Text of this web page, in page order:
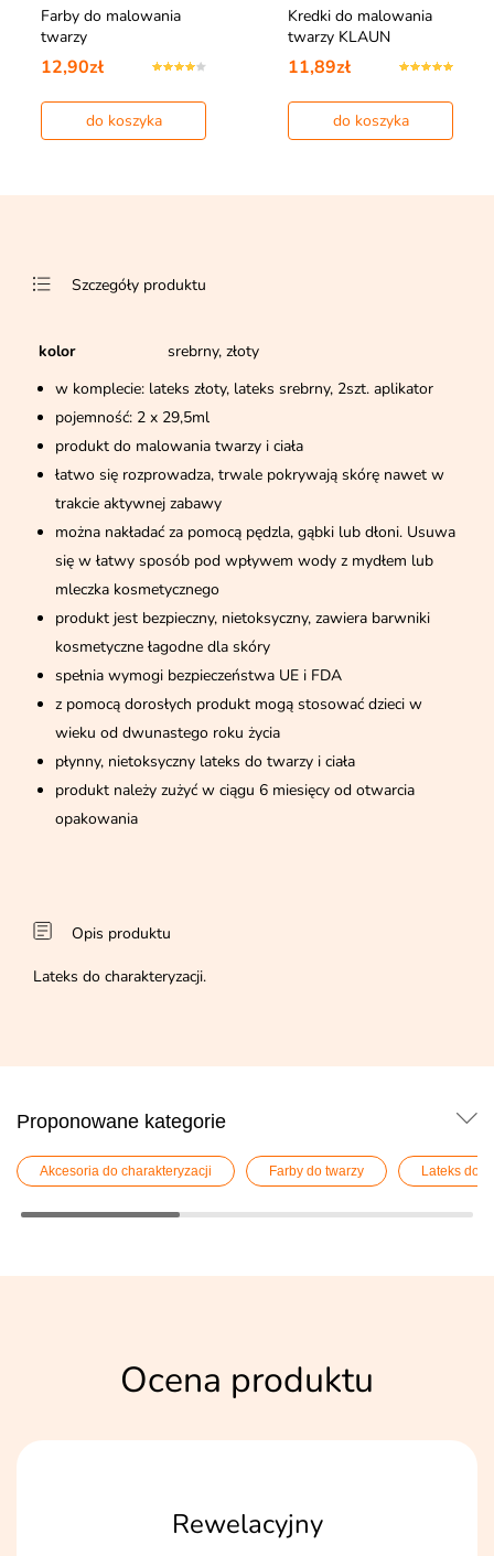
Farby do malowania
twarzy
12,90zł
do koszyka
Kredki do malowania
twarzy KLAUN
11,89zł
do koszyka
Szczegóły produktu
kolor
srebrny, złoty
w komplecie: lateks złoty, lateks srebrny, 2szt. aplikator
pojemność: 2 x 29,5ml
produkt do malowania twarzy i ciała
łatwo się rozprowadza, trwale pokrywają skórę nawet w
trakcie aktywnej zabawy
można nakładać za pomocą pędzla, gąbki lub dłoni. Usuwa
się w łatwy sposób pod wpływem wody z mydłem lub
mleczka kosmetycznego
produkt jest bezpieczny, nietoksyczny, zawiera barwniki
kosmetyczne łagodne dla skóry
spełnia wymogi bezpieczeństwa UE i FDA
z pomocą dorosłych produkt mogą stosować dzieci w
wieku od dwunastego roku życia
płynny, nietoksyczny lateks do twarzy i ciała
produkt należy zużyć w ciągu 6 miesięcy od otwarcia
opakowania
Opis produktu
Lateks do charakteryzacji.
Proponowane kategorie
Akcesoria do charakteryzacji Farby do twarzy Lateks do
Ocena produktu
Rewelacyjny